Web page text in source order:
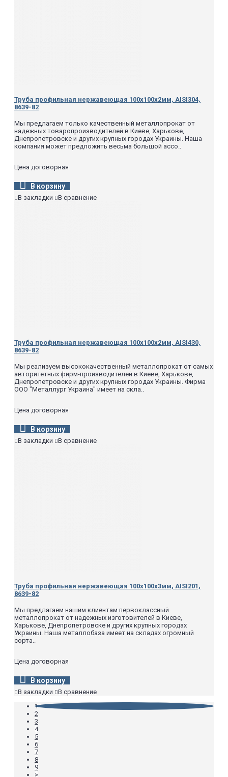
Труба профильная нержавеющая 100х100х2мм, AISI304,
8639-82
Мы предлагаем только качественный металлопрокат от
надежных товаропроизводителей в Киеве, Харькове,
Днепропетровске и других крупных городах Украины. Наша
компания может предложить весьма большой ассо..
Цена договорная
В корзину
В закладки В сравнение
Труба профильная нержавеющая 100х100х2мм, AISI430,
8639-82
Мы реализуем высококачественный металлопрокат от самых
авторитетных фирм-производителей в Киеве, Харькове,
Днепропетровске и других крупных городах Украины. Фирма
ООО "Металлург Украина" имеет на скла..
Цена договорная
В корзину
В закладки В сравнение
Труба профильная нержавеющая 100х100х3мм, AISI201,
8639-82
Мы предлагаем нашим клиентам первоклассный
металлопрокат от надежных изготовителей в Киеве,
Харькове, Днепропетровске и других крупных городах
Украины. Наша металлобаза имеет на складах огромный
сорта..
Цена договорная
В корзину
В закладки
В сравнение
1
2
3
4
5
6
7
8
9
>